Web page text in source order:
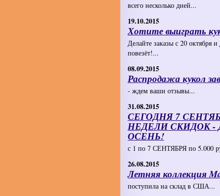
всего несколько дней...
19.10.2015
Хотите выиграть
Делайте заказы с 20 октября
повезёт!...
08.09.2015
Распродажа кукол
- ждем ваши отзывы...
31.08.2015
СЕГОДНЯ 7
НЕДЕЛИ СКИДОК
ОСЕНЬ!
с 1 по 7 СЕНТЯБРЯ по 5.000
26.08.2015
Летняя коллекция
поступила на склад в США...